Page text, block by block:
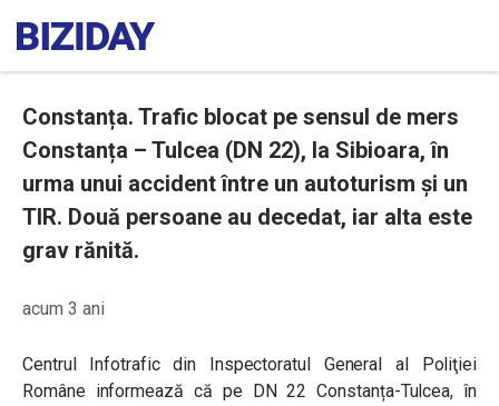
Constanța. Trafic blocat pe sensul de mers
Constanța – Tulcea (DN 22), la Sibioara, în
urma unui accident între un autoturism și un
TIR. Două persoane au decedat, iar alta este
grav rănită.
acum 3 ani
Centrul Infotrafic din Inspectoratul General al Poliţiei
Române informează că pe DN 22 Constanța-Tulcea, în